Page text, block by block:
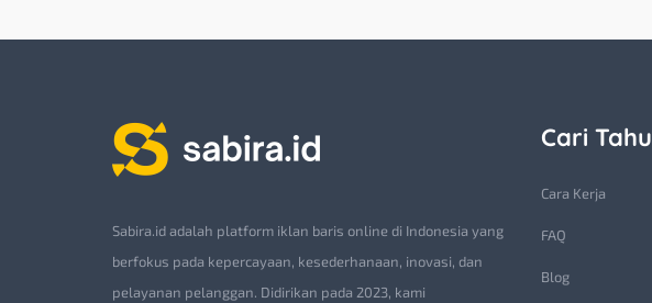
Sabira.id adalah platform iklan baris online di Indonesia yang
berfokus pada kepercayaan, kesederhanaan, inovasi, dan
pelayanan pelanggan. Didirikan pada 2023, kami
Cari Tahu
Cara Kerja
FAQ
Blog